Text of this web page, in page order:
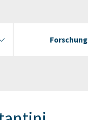
Forschung